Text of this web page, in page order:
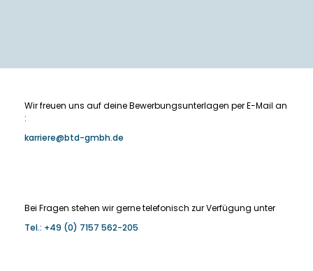
Wir freuen uns auf deine Bewerbungsunterlagen per E-Mail an
:
karriere@btd-gmbh.de
Bei Fragen stehen wir gerne telefonisch zur Verfügung unter
Tel.: +49 (0) 7157 562-205